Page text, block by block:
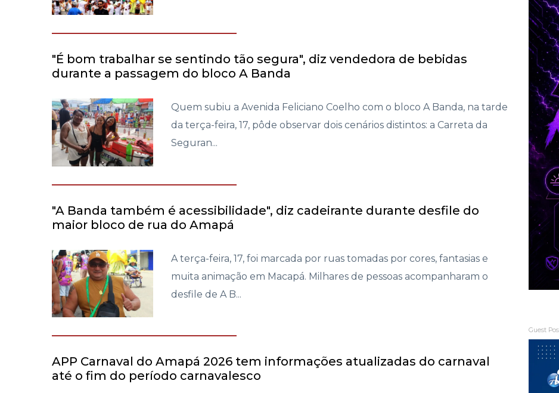
"É bom trabalhar se sentindo tão segura", diz vendedora de bebidas
durante a passagem do bloco A Banda
Quem subiu a Avenida Feliciano Coelho com o bloco A Banda, na tarde
da terça-feira, 17, pôde observar dois cenários distintos: a Carreta da
Seguran...
"A Banda também é acessibilidade", diz cadeirante durante desfile do
maior bloco de rua do Amapá
A terça-feira, 17, foi marcada por ruas tomadas por cores, fantasias e
muita animação em Macapá. Milhares de pessoas acompanharam o
desfile de A B...
APP Carnaval do Amapá 2026 tem informações atualizadas do carnaval
até o fim do período carnavalesco
Guest